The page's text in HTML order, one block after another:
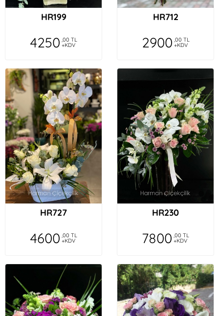
HR199
4250 ,00 TL
+KDV
HR712
2900 ,00 TL
+KDV
HR727
4600 ,00 TL
+KDV
HR230
7800 ,00 TL
+KDV